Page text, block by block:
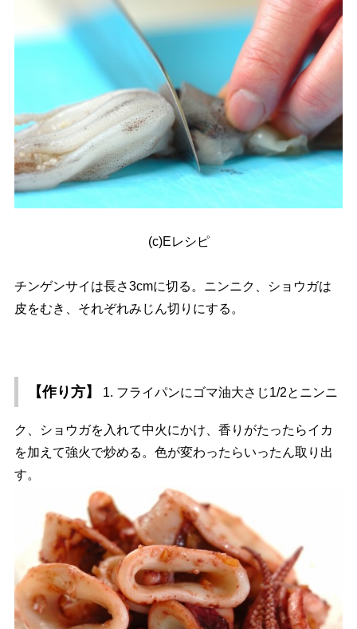
(c)Eレシピ
チンゲンサイは長さ3cmに切る。ニンニク、ショウガは
皮をむき、それぞれみじん切りにする。
【作り方】 1. フライパンにゴマ油大さじ1/2とニンニ
ク、ショウガを入れて中火にかけ、香りがたったらイカ
を加えて強火で炒める。色が変わったらいったん取り出
す。